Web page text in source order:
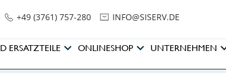
+49 (3761) 757-280 ED.VRE
SIS@OF
NI
ERSATZTEILE ONLINESHOP UNTERNEHMEN